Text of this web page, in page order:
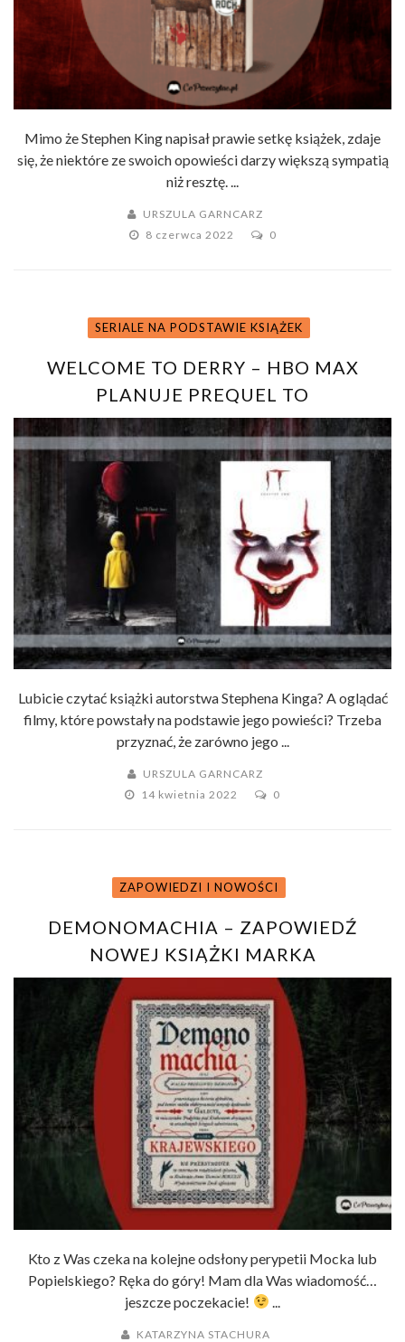
Mimo że Stephen King napisał prawie setkę książek, zdaje
się, że niektóre ze swoich opowieści darzy większą sympatią
niż resztę. ...
URSZULA GARNCARZ
8 czerwca 2022
0
SERIALE NA PODSTAWIE KSIĄŻEK
WELCOME TO DERRY – HBO MAX
PLANUJE PREQUEL TO
Lubicie czytać książki autorstwa Stephena Kinga? A oglądać
filmy, które powstały na podstawie jego powieści? Trzeba
przyznać, że zarówno jego ...
URSZULA GARNCARZ
14 kwietnia 2022
0
ZAPOWIEDZI I NOWOŚCI
DEMONOMACHIA – ZAPOWIEDŹ
NOWEJ KSIĄŻKI MARKA
KRAJEWSKIEGO
Kto z Was czeka na kolejne odsłony perypetii Mocka lub
Popielskiego? Ręka do góry! Mam dla Was wiadomość…
jeszcze poczekacie!
...
KATARZYNA STACHURA